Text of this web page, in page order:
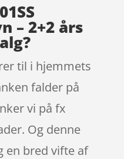
– 2+2 års
til i hjemmets
falder på
vi på fx
Og denne
en bred vifte af